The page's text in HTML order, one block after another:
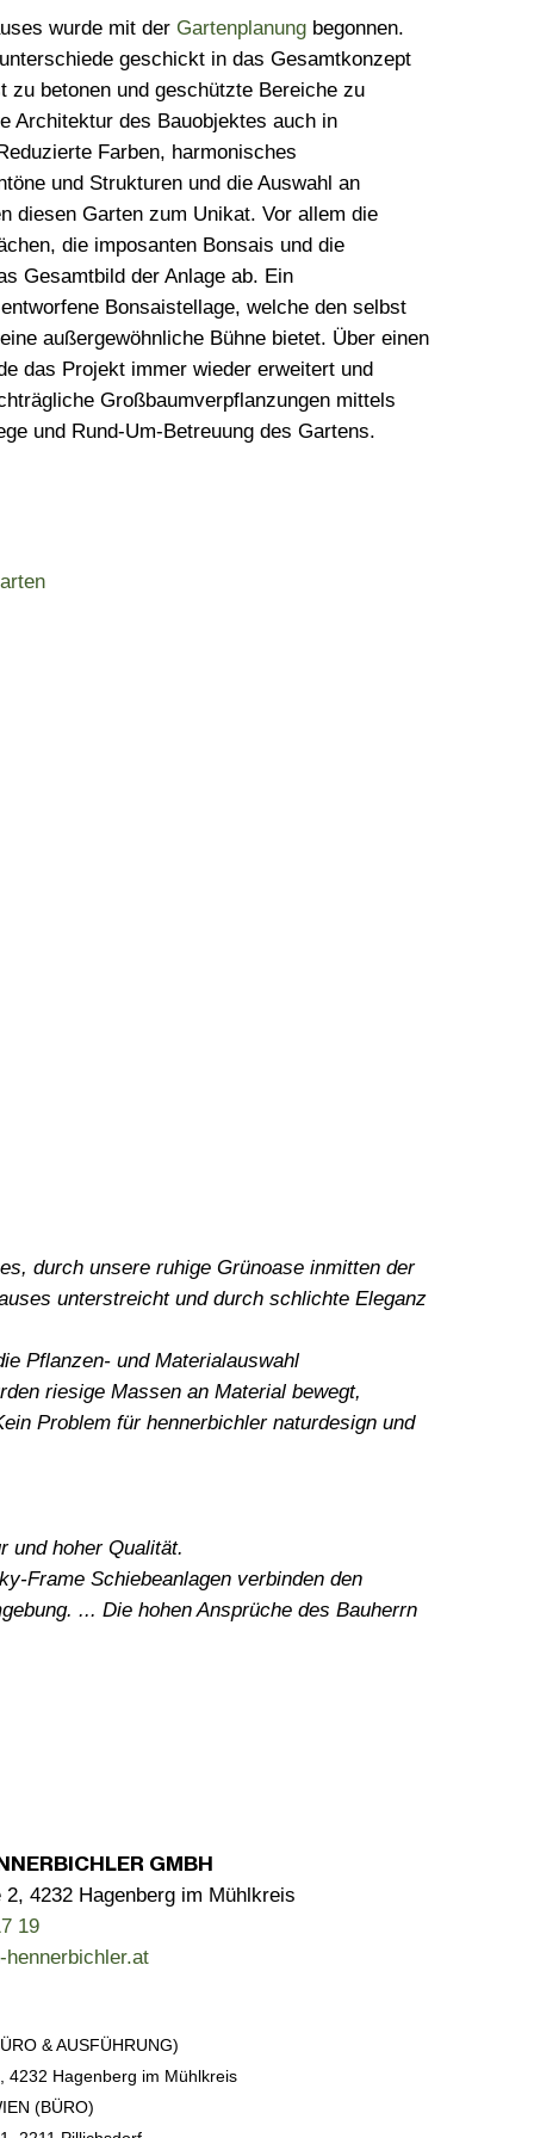
wurde mit der Gartenplanung begonnen.
geschickt in das Gesamtkonzept
zu betonen und geschützte Bereiche zu
Architektur des Bauobjektes auch in
Farben, harmonisches
und Strukturen und die Auswahl an
diesen Garten zum Unikat. Vor allem die
die imposanten Bonsais und die
Gesamtbild der Anlage ab. Ein
Bonsaistellage, welche den selbst
außergewöhnliche Bühne bietet. Über einen
das Projekt immer wieder erweitert und
Großbaumverpflanzungen mittels
und Rund-Um-Betreuung des Gartens.
durch unsere ruhige Grünoase inmitten der
unterstreicht und durch schlichte Eleganz
Pflanzen- und Materialauswahl
riesige Massen an Material bewegt,
Problem für hennerbichler naturdesign und
und hoher Qualität.
Frame Schiebeanlagen verbinden den
... Die hohen Ansprüche des Bauherrn
GMBH
2, 4232 Hagenberg im Mühlkreis
19
hennerbichler.at
& AUSFÜHRUNG)
4232 Hagenberg im Mühlkreis
(BÜRO)